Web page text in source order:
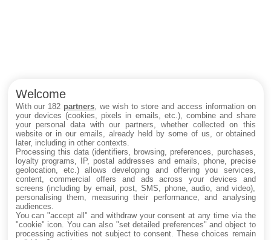
Welcome
With our 182 partners , we wish to store and access information on
your devices (cookies, pixels in emails, etc.), combine and share
your personal data with our partners, whether collected on this
website or in our emails, already held by some of us, or obtained
later, including in other contexts.
Processing this data (identifiers, browsing, preferences, purchases,
loyalty programs, IP, postal addresses and emails, phone, precise
geolocation, etc.) allows developing and offering you services,
content, commercial offers and ads across your devices and
screens (including by email, post, SMS, phone, audio, and video),
personalising them, measuring their performance, and analysing
audiences.
You can "accept all" and withdraw your consent at any time via the
"cookie" icon . You can also "set detailed preferences" and object to
processing activities not subject to consent. These choices remain